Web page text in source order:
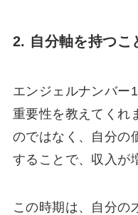
2. 自分軸を持つこ
エンジェルナンバー
重要性を教えてくれ
のではなく、自分の
することで、収入が
この時期は、自分の